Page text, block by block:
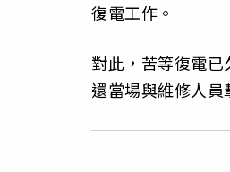
復電工作。
對此，苦等復電
還當場與維修人員